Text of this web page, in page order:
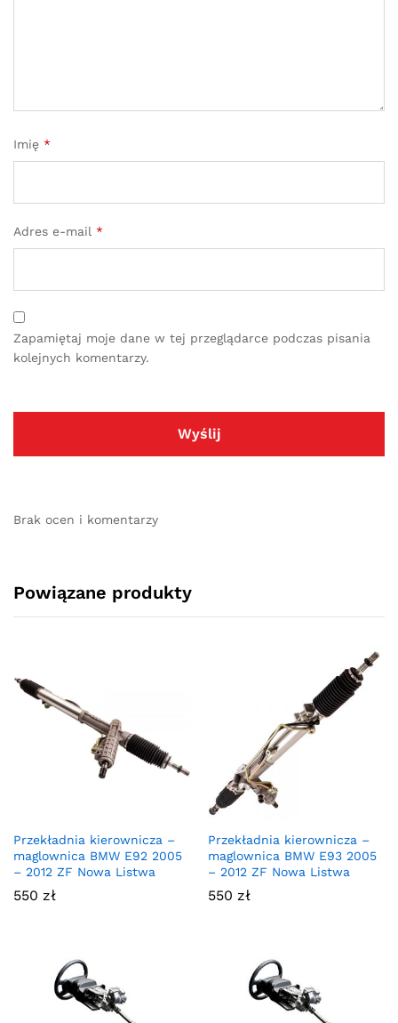
Imię *
Adres e-mail *
Zapamiętaj moje dane w tej przeglądarce podczas pisania
kolejnych komentarzy.
Brak ocen i komentarzy
Powiązane produkty
Przekładnia kierownicza –
maglownica BMW E92 2005
– 2012 ZF Nowa Listwa
550 zł
Przekładnia kierownicza –
maglownica BMW E93 2005
– 2012 ZF Nowa Listwa
550 zł